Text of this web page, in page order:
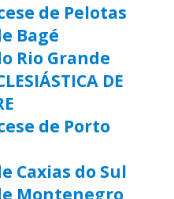
de Pelotas
Bagé
Rio Grande
DE
de Porto
Caxias do Sul
Montenegro